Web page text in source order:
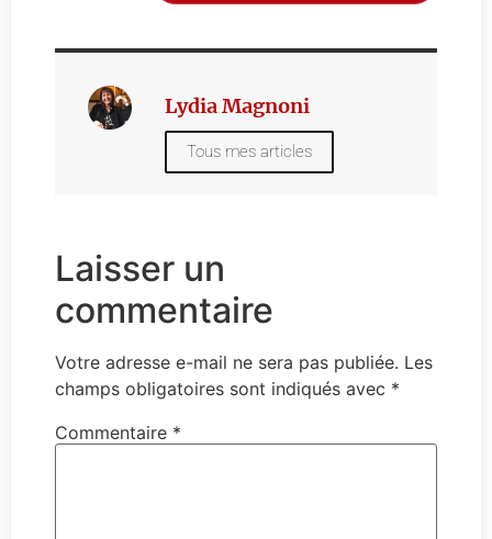
Lydia Magnoni
Tous mes articles
Laisser un
commentaire
Votre adresse e-mail ne sera pas publiée. Les
champs obligatoires sont indiqués avec *
Commentaire *